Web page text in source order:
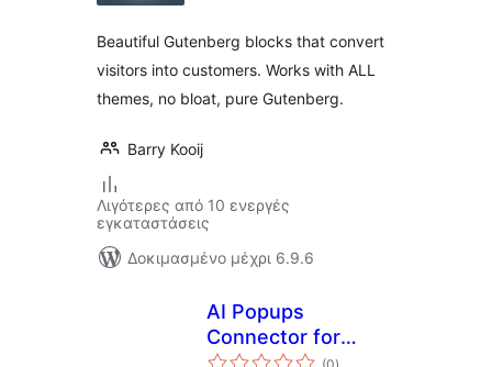
Beautiful Gutenberg blocks that convert
visitors into customers. Works with ALL
themes, no bloat, pure Gutenberg.
Barry Kooij
Λιγότερες από 10 ενεργές
εγκαταστάσεις
Δοκιμασμένο μέχρι 6.9.6
AI Popups
Connector for
Leadfication
αξιολογήσεις